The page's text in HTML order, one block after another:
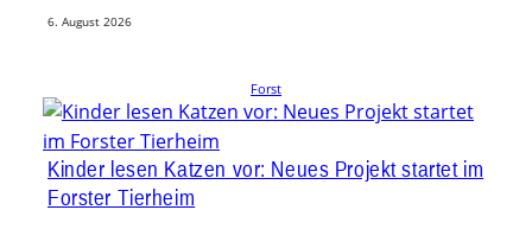
6. August 2026
Forst
Kinder lesen Katzen vor: Neues Projekt startet im
Forster Tierheim